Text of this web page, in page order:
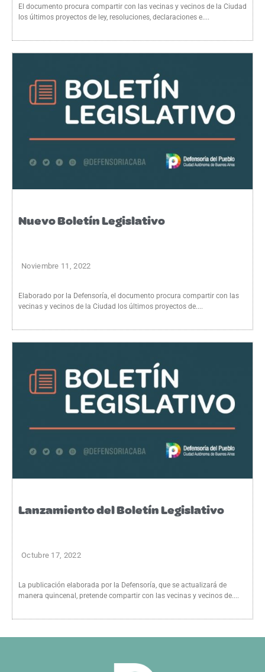
El documento procura compartir con las vecinas y vecinos de la Ciudad
los últimos proyectos de ley, resoluciones, declaraciones e....
Nuevo Boletín Legislativo
Noviembre 11, 2022
Elaborado por la Defensoría, el documento procura compartir con las
vecinas y vecinos de la Ciudad los últimos proyectos de....
Lanzamiento del Boletín Legislativo
Octubre 17, 2022
La publicación elaborada por la Defensoría, que se actualizará de
manera quincenal, pretende compartir con las vecinas y vecinos de....